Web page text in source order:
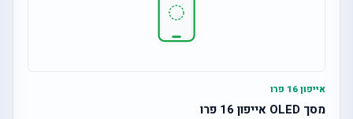
אייפון 16 פרו
מסך OLED אייפון 16 פרו